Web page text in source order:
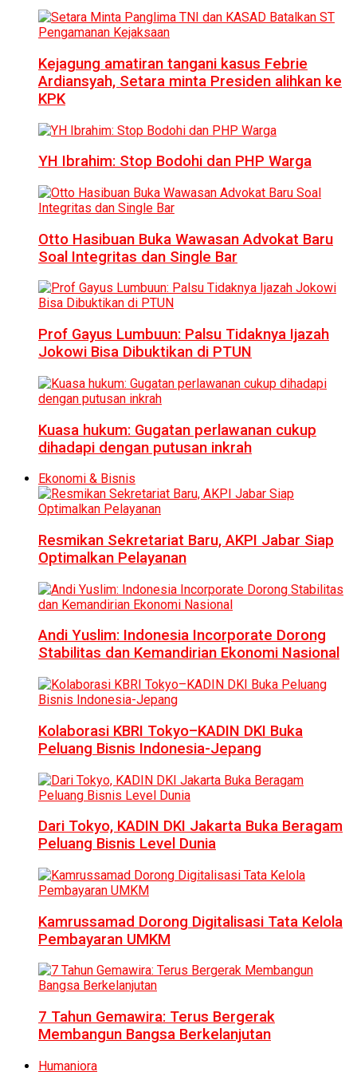
Kejagung amatiran tangani kasus Febrie
Ardiansyah, Setara minta Presiden alihkan ke
KPK
YH Ibrahim: Stop Bodohi dan PHP Warga
Otto Hasibuan Buka Wawasan Advokat Baru
Soal Integritas dan Single Bar
Prof Gayus Lumbuun: Palsu Tidaknya Ijazah
Jokowi Bisa Dibuktikan di PTUN
Kuasa hukum: Gugatan perlawanan cukup
dihadapi dengan putusan inkrah
Ekonomi & Bisnis
Resmikan Sekretariat Baru, AKPI Jabar Siap
Optimalkan Pelayanan
Andi Yuslim: Indonesia Incorporate Dorong
Stabilitas dan Kemandirian Ekonomi Nasional
Kolaborasi KBRI Tokyo–KADIN DKI Buka
Peluang Bisnis Indonesia-Jepang
Dari Tokyo, KADIN DKI Jakarta Buka Beragam
Peluang Bisnis Level Dunia
Kamrussamad Dorong Digitalisasi Tata Kelola
Pembayaran UMKM
7 Tahun Gemawira: Terus Bergerak
Membangun Bangsa Berkelanjutan
Humaniora